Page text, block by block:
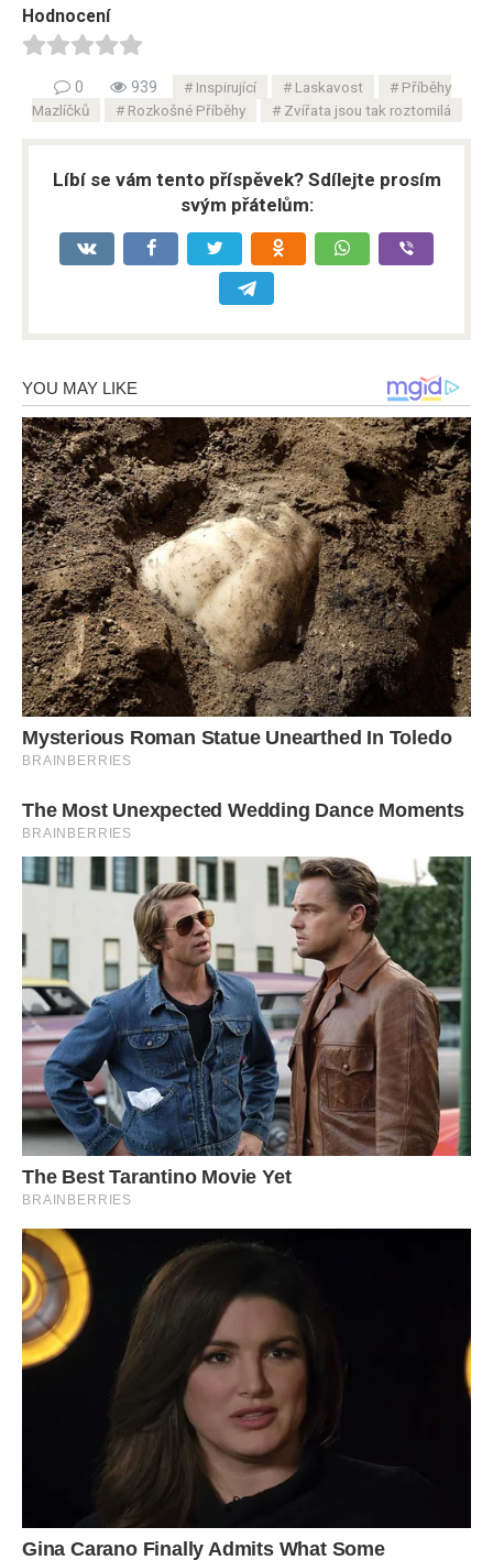
Hodnocení
0 939 Inspirující Laskavost
Příběhy
Mazlíčků
Rozkošné Příběhy Zvířata jsou tak roztomilá
Líbí se vám tento příspěvek? Sdílejte prosím
svým přátelům: